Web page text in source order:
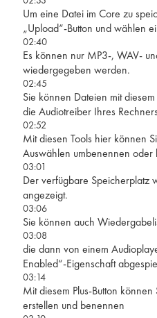
Um eine Datei im Core zu
„Upload“-Button und wählen
02:40
Es können nur MP3-, WAV-
wiedergegeben werden.
02:45
Sie können Dateien mit
die Audiotreiber Ihres
02:52
Mit diesen Tools hier können
Auswählen umbenennen oder
03:01
Der verfügbare Speicherplatz
angezeigt.
03:06
Sie können auch
03:08
die dann von einem
Enabled“-Eigenschaft
03:14
Mit diesem Plus-Button
erstellen und benennen